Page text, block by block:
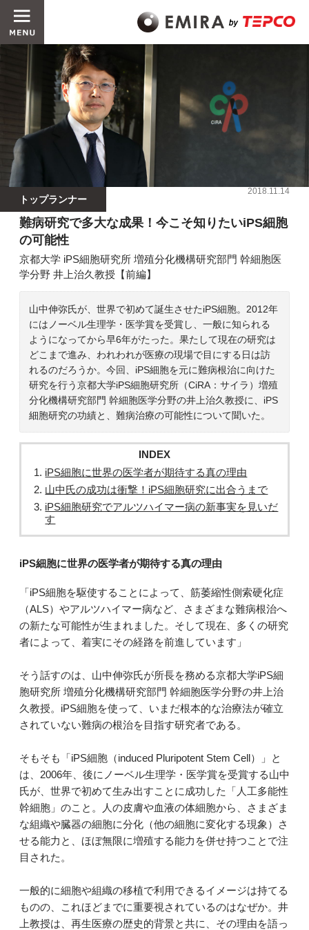
トップランナー
2018.11.14
難病研究で多大な成果！今こそ知りたいiPS細胞
の可能性
京都大学 iPS細胞研究所 増殖分化機構研究部門 幹細胞医
学分野 井上治久教授【前編】
山中伸弥氏が、世界で初めて誕生させたiPS細胞。2012年
にはノーベル生理学・医学賞を受賞し、一般に知られる
ようになってから早6年がたった。果たして現在の研究は
どこまで進み、われわれが医療の現場で目にする日は訪
れるのだろうか。今回、iPS細胞を元に難病根治に向けた
研究を行う京都大学iPS細胞研究所（CiRA：サイラ）増殖
分化機構研究部門 幹細胞医学分野の井上治久教授に、iPS
細胞研究の功績と、難病治療の可能性について聞いた。
INDEX
iPS細胞に世界の医学者が期待する真の理由
山中氏の成功は衝撃！iPS細胞研究に出合うまで
iPS細胞研究でアルツハイマー病の新事実を見いだ
す
iPS細胞に世界の医学者が期待する真の理由
「iPS細胞を駆使することによって、筋萎縮性側索硬化症
（ALS）やアルツハイマー病など、さまざまな難病根治へ
の新たな可能性が生まれました。そして現在、多くの研究
者によって、着実にその経路を前進しています」
そう話すのは、山中伸弥氏が所長を務める京都大学iPS細
胞研究所 増殖分化機構研究部門 幹細胞医学分野の井上治
久教授。iPS細胞を使って、いまだ根本的な治療法が確立
されていない難病の根治を目指す研究者である。
そもそも「iPS細胞（induced Pluripotent Stem Cell）」と
は、2006年、後にノーベル生理学・医学賞を受賞する山中
氏が、世界で初めて生み出すことに成功した「人工多能性
幹細胞」のこと。人の皮膚や血液の体細胞から、さまざま
な組織や臓器の細胞に分化（他の細胞に変化する現象）さ
せる能力と、ほぼ無限に増殖する能力を併せ持つことで注
目された。
一般的に細胞や組織の移植で利用できるイメージは持てる
ものの、これほどまでに重要視されているのはなぜか。井
上教授は、再生医療の歴史的背景と共に、その理由を語っ